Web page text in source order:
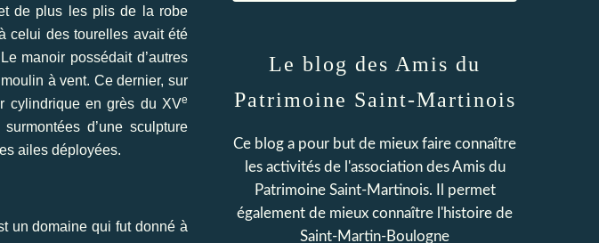
de plus les plis de la robe
celui des tourelles avait été
manoir possédait d’autres
à vent. Ce dernier, sur
cylindrique en grès du XVe
d’une sculpture
ailes déployées.
un domaine qui fut donné à
Le blog des Amis du
Patrimoine Saint-Martinois
Ce blog a pour but de mieux faire connaître
les activités de l'association des Amis du
Patrimoine Saint-Martinois. Il permet
également de mieux connaître l'histoire de
Saint-Martin-Boulogne